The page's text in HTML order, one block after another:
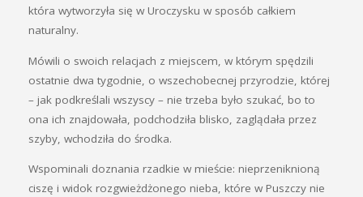
która wytworzyła się w Uroczysku w sposób całkiem
naturalny.
Mówili o swoich relacjach z miejscem, w którym spędzili
ostatnie dwa tygodnie, o wszechobecnej przyrodzie, której
– jak podkreślali wszyscy – nie trzeba było szukać, bo to
ona ich znajdowała, podchodziła blisko, zaglądała przez
szyby, wchodziła do środka.
Wspominali doznania rzadkie w mieście: nieprzeniknioną
ciszę i widok rozgwieżdżonego nieba, które w Puszczy nie